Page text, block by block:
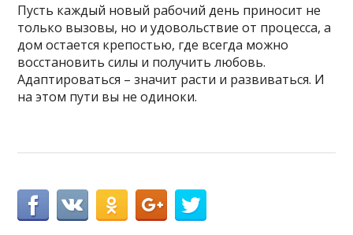
Пусть каждый новый рабочий день приносит не
только вызовы, но и удовольствие от процесса, а
дом остается крепостью, где всегда можно
восстановить силы и получить любовь.
Адаптироваться – значит расти и развиваться. И
на этом пути вы не одиноки.